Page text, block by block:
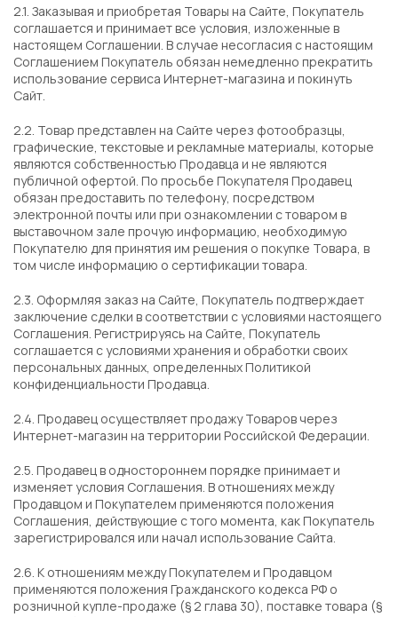
2.1. Заказывая и приобретая Товары на Сайте, Покупатель
соглашается и принимает все условия, изложенные в
настоящем Соглашении. В случае несогласия с настоящим
Соглашением Покупатель обязан немедленно прекратить
использование сервиса Интернет-магазина и покинуть
Сайт.
2.2. Товар представлен на Сайте через фотообразцы,
графические, текстовые и рекламные материалы, которые
являются собственностью Продавца и не являются
публичной офертой. По просьбе Покупателя Продавец
обязан предоставить по телефону, посредством
электронной почты или при ознакомлении с товаром в
выставочном зале прочую информацию, необходимую
Покупателю для принятия им решения о покупке Товара, в
том числе информацию о сертификации товара.
2.3. Оформляя заказ на Сайте, Покупатель подтверждает
заключение сделки в соответствии с условиями настоящего
Соглашения. Регистрируясь на Сайте, Покупатель
соглашается с условиями хранения и обработки своих
персональных данных, определенных Политикой
конфиденциальности Продавца.
2.4. Продавец осуществляет продажу Товаров через
Интернет-магазин на территории Российской Федерации.
2.5. Продавец в одностороннем порядке принимает и
изменяет условия Соглашения. В отношениях между
Продавцом и Покупателем применяются положения
Соглашения, действующие с того момента, как Покупатель
зарегистрировался или начал использование Сайта.
2.6. К отношениям между Покупателем и Продавцом
применяются положения Гражданского кодекса РФ о
розничной купле-продаже (§ 2 глава 30), поставке товара (§